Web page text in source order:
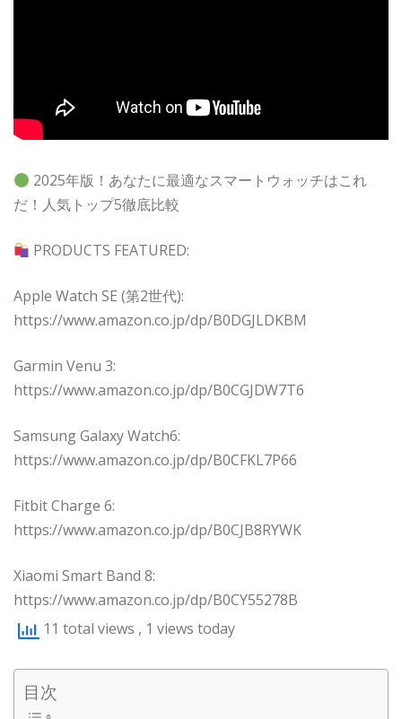
2025年版！あなたに最適なスマートウォッチはこれ
だ！人気トップ5徹底比較
PRODUCTS FEATURED:
Apple Watch SE (第2世代):
https://www.amazon.co.jp/dp/B0DGJLDKBM
Garmin Venu 3:
https://www.amazon.co.jp/dp/B0CGJDW7T6
Samsung Galaxy Watch6:
https://www.amazon.co.jp/dp/B0CFKL7P66
Fitbit Charge 6:
https://www.amazon.co.jp/dp/B0CJB8RYWK
Xiaomi Smart Band 8:
https://www.amazon.co.jp/dp/B0CY55278B
11 total views , 1 views today
目次